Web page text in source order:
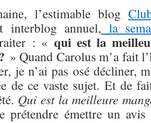
l’estimable blog
interblog annuel, la
: « qui est la
» Quand Carolus m’a fait
je n’ai pas osé décliner,
de ce vaste sujet. Et de
Qui est la meilleure
prétendre émettre un